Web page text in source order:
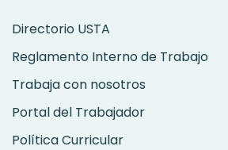
Directorio USTA
Reglamento Interno de Trabajo
Trabaja con nosotros
Portal del Trabajador
Política Curricular